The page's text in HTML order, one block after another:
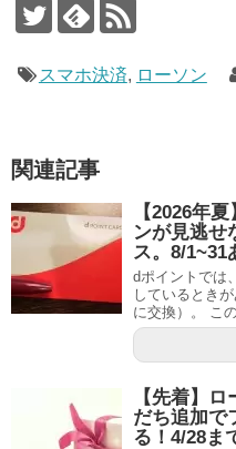
スマホ決済, ローソン
関連記事
【2026年
ンが見逃せ
ス。8/1~31
dポイントでは
しているとき
に交換）。 こ
【先着】
だち追加で
る！4/28ま